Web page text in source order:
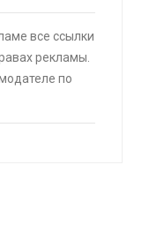
не у
все ссылки
рекламы.
по